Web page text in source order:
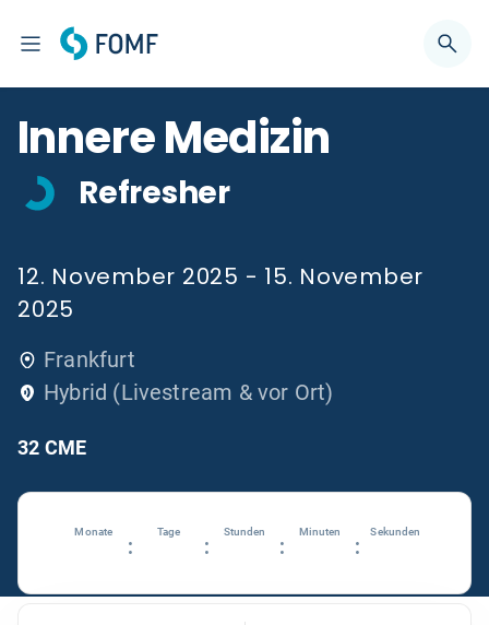
Innere Medizin
Refresher
12. November 2025 - 15. November
2025
Frankfurt
Hybrid (Livestream & vor Ort)
32 CME
Monate : Tage : Stunden : Minuten : Sekunden